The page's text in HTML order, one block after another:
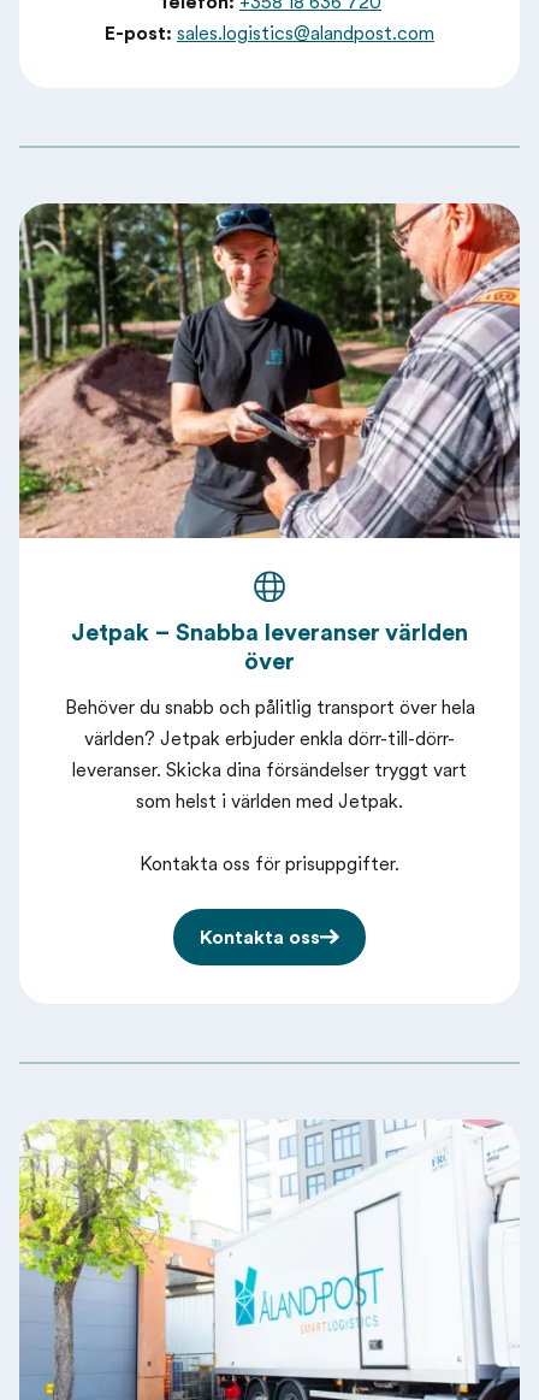
E-post: sales.logistics@alandpost.com
Jetpak – Snabba leveranser världen
över
Behöver du snabb och pålitlig transport över hela
världen? Jetpak erbjuder enkla dörr-till-dörr-
leveranser. Skicka dina försändelser tryggt vart
som helst i världen med Jetpak.
Kontakta oss för prisuppgifter.
Kontakta oss